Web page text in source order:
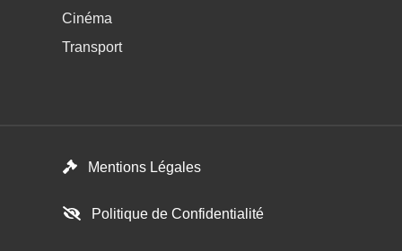
Cinéma
Transport
Mentions Légales
Politique de Confidentialité